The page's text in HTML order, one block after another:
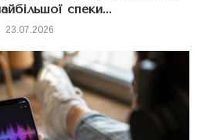
спеки...
23.07.2026